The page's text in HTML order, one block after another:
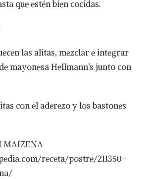
que estén bien cocidas.
las alitas, mezclar e integrar
mayonesa Hellmann’s junto con
con el aderezo y los bastones
MAIZENA
receta/postre/211350-